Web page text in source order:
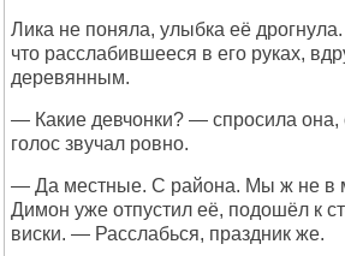
Лика не поняла, улыбка её
что расслабившееся в его руках,
деревянным.
— Какие девчонки? — спросила она,
голос звучал ровно.
— Да местные. С района. Мы ж не в
Димон уже отпустил её, подошёл к
виски. — Расслабься, праздник же.